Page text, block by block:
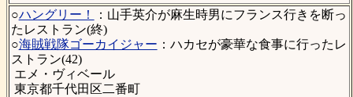
○ハングリー！
：山手英介が麻生時男にフランス行きを断っ
たレストラン(終)
○海賊戦隊ゴーカイジャー ：ハカセが豪華な食事に行ったレ
ストラン(42)
エメ・ヴィベール
東京都千代田区二番町